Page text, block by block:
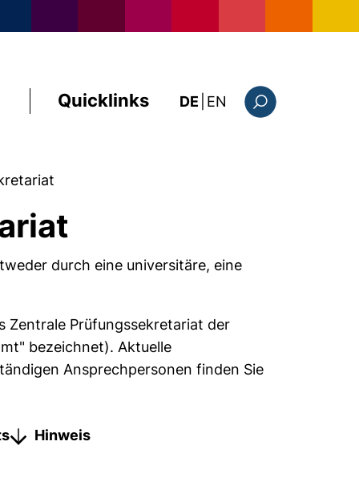
Quicklinks DE EN : this page in
durch eine universitäre, eine
Zentrale Prüfungssekretariat der
bezeichnet). Aktuelle
Ansprechpersonen finden Sie
Hinweis